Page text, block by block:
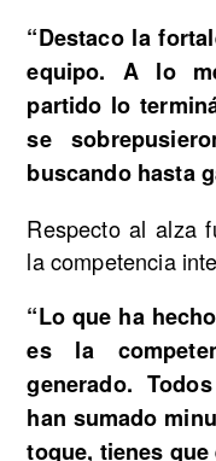
“Destaco la
equipo. A lo
partido lo
se
buscando hasta
Respecto al alza
la competencia
“Lo que ha
es la
generado.
han sumado
toque, tienes